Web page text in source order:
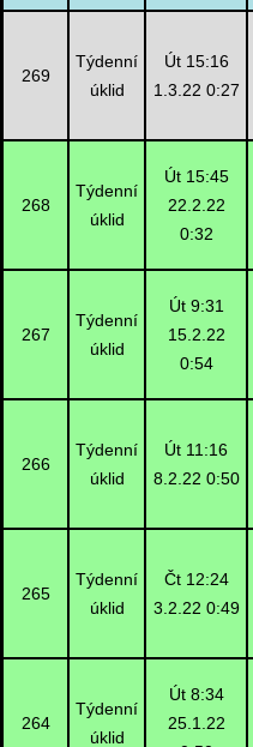
269
Týdenní
úklid
Út 15:16
1.3.22 0:27
268
Týdenní
úklid
Út 15:45
22.2.22
0:32
267
Týdenní
úklid
Út 9:31
15.2.22
0:54
266
Týdenní
úklid
Út 11:16
8.2.22 0:50
265
Týdenní
úklid
Čt 12:24
3.2.22 0:49
264
Týdenní
úklid
Út 8:34
25.1.22